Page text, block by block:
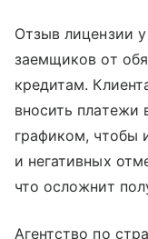
Отзыв лицензии
заемщиков от
кредитам.
вносить платежи
графиком, чтобы
и негативных
что осложнит
Агентство по